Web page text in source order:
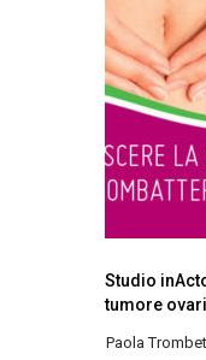
Studio
tumore
Paola